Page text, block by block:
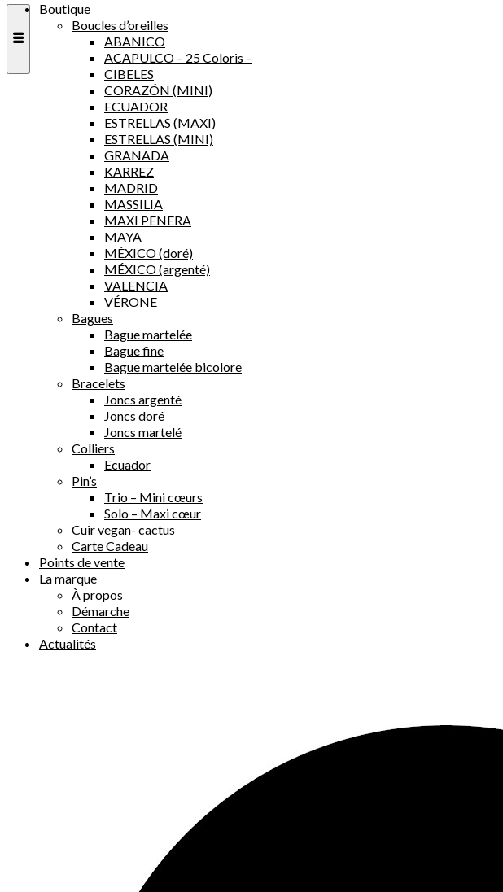
Boutique
Boucles d’oreilles
ABANICO
ACAPULCO – 25 Coloris –
CIBELES
CORAZÓN (MINI)
ECUADOR
ESTRELLAS (MAXI)
ESTRELLAS (MINI)
GRANADA
KARREZ
MADRID
MASSILIA
MAXI PENERA
MAYA
MÉXICO (doré)
MÉXICO (argenté)
VALENCIA
VÉRONE
Bagues
Bague martelée
Bague fine
Bague martelée bicolore
Bracelets
Joncs argenté
Joncs doré
Joncs martelé
Colliers
Ecuador
Pin’s
Trio – Mini cœurs
Solo – Maxi cœur
Cuir vegan- cactus
Carte Cadeau
Points de vente
La marque
À propos
Démarche
Contact
Actualités